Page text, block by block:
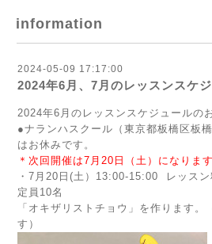
information
2024-05-09 17:17:00
2024年6月、7月のレッスンスケ
2024年6 月のレッスンスケジュールの
●ナランハスクール（東京都板橋区板
はお休みです。
＊次回開催は7月20日（土）になります
・7 月20 日(土）13:00-15:00
レッス
定員10名
「オキザリストチョウ」を作ります。
す）